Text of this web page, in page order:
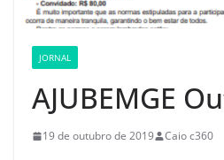
JORNAL
AJUBEMGE
19 de outubro de 2019 Caio c360